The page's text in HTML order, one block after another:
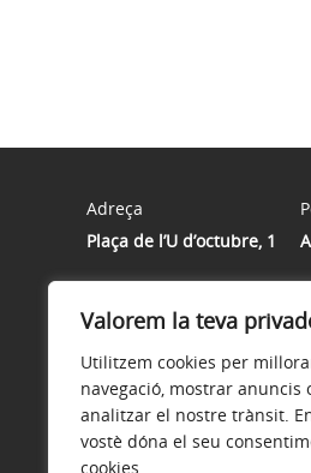
Valorem la teva
Utilitzem cookies per
navegació, mostrar
analitzar el nostre trànsit.
vostè dóna el seu
cookies
Adreça
Plaça de l’U d’octubre, 1
Horari
Matins: Dilluns a Divendres
Tardes: Dijous de 16 h a
Avís legal